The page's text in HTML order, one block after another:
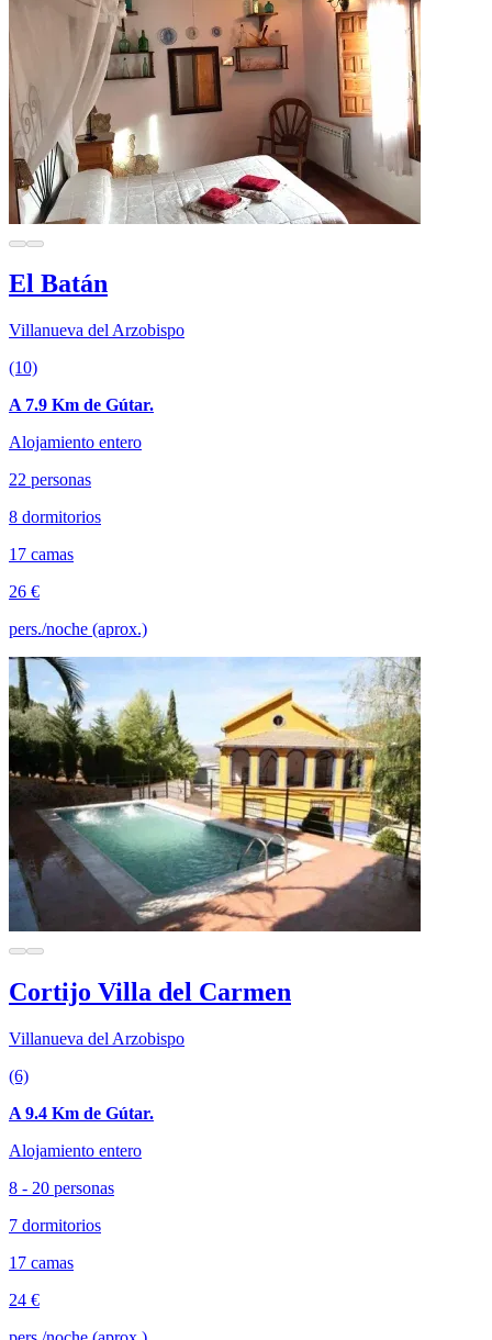
El Batán
Villanueva del Arzobispo
(10)
A 7.9 Km de Gútar.
Alojamiento entero
22 personas
8 dormitorios
17 camas
26 €
pers./noche (aprox.)
Cortijo Villa del Carmen
Villanueva del Arzobispo
(6)
A 9.4 Km de Gútar.
Alojamiento entero
8 - 20 personas
7 dormitorios
17 camas
24 €